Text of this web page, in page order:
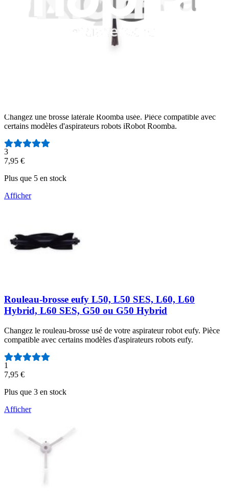
Changez une brosse latérale Roomba usée. Pièce compatible avec
certains modèles d'aspirateurs robots iRobot Roomba.
Nombre d'avis :
3
7,95 €
Plus que 5 en stock
Afficher
Rouleau-brosse eufy L50, L50 SES, L60, L60
Hybrid, L60 SES, G50 ou G50 Hybrid
Changez le rouleau-brosse usé de votre aspirateur robot eufy. Pièce
compatible avec certains modèles d'aspirateurs robots eufy.
Nombre d'avis :
1
7,95 €
Plus que 3 en stock
Afficher